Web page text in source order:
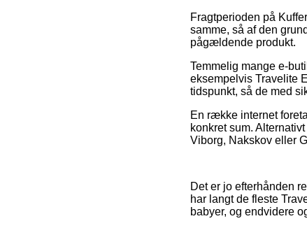
Fragtperioden på
samme, så af den
pågældende produkt.
Temmelig mange e-
eksempelvis Travelite
tidspunkt, så de med
En række internet
konkret sum.
Viborg, Nakskov eller
Det er jo efterhånden
har langt de fleste
babyer, og endvidere